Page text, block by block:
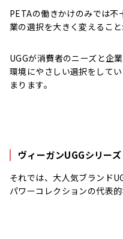
PETAの働きかけのみでは
業の選択を大きく変えること
UGGが消費者のニーズと企
環境にやさしい選択をして
まります。
ヴィーガンUGGシリーズ
それでは、大人気ブランド
パワーコレクションの代表